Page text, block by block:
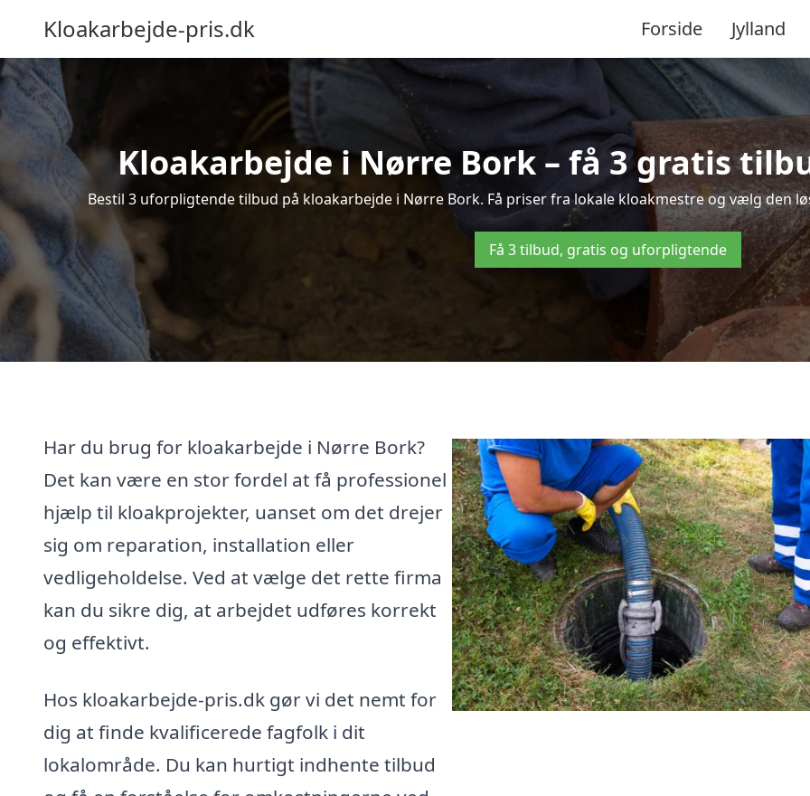
Kloakarbejde-pris.dk Forside Jylland
Kloakarbejde i Nørre Bork – få 3 gratis
Bestil 3 uforpligtende tilbud på kloakarbejde i Nørre Bork. Få priser fra lokale kloakmestre og vælg den
Få 3 tilbud, gratis og uforpligtende
Har du brug for kloakarbejde i Nørre Bork?
Det kan være en stor fordel at få professionel
hjælp til kloakprojekter, uanset om det drejer
sig om reparation, installation eller
vedligeholdelse. Ved at vælge det rette firma
kan du sikre dig, at arbejdet udføres korrekt
og effektivt.
Hos kloakarbejde-pris.dk gør vi det nemt for
dig at finde kvalificerede fagfolk i dit
lokalområde. Du kan hurtigt indhente tilbud